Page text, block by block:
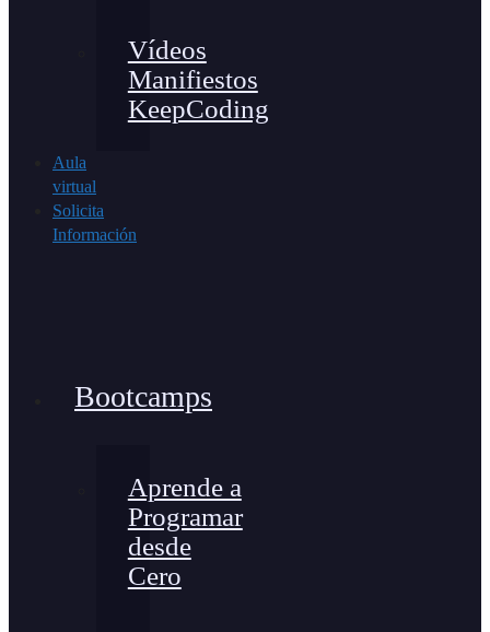
Vídeos
Manifiestos
KeepCoding
Aula
virtual
Solicita
Información
Bootcamps
Aprende a
Programar
desde
Cero